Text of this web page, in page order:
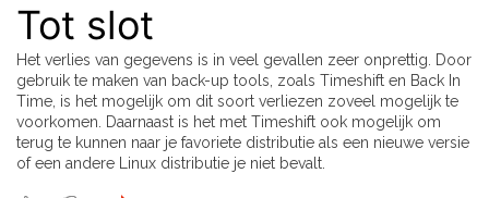
Tot slot
Het verlies van gegevens is in veel gevallen zeer onprettig. Door
gebruik te maken van back-up tools, zoals Timeshift en Back In
Time, is het mogelijk om dit soort verliezen zoveel mogelijk te
voorkomen. Daarnaast is het met Timeshift ook mogelijk om
terug te kunnen naar je favoriete distributie als een nieuwe versie
of een andere Linux distributie je niet bevalt.